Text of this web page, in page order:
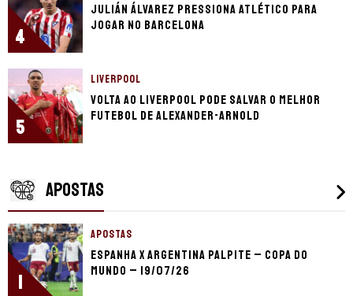
4
Julián Álvarez pressiona Atlético para
jogar no Barcelona
5
LIVERPOOL
Volta ao Liverpool pode salvar o melhor
futebol de Alexander-Arnold
APOSTAS
1
APOSTAS
Espanha x Argentina palpite – Copa do
Mundo – 19/07/26